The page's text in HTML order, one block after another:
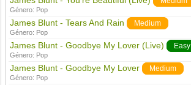
Género: Pop
James Blunt - Tears And Rain Medium
Género: Pop
James Blunt - Goodbye My Lover (Live) Easy
Género: Pop
James Blunt - Goodbye My Lover Medium
Género: Pop